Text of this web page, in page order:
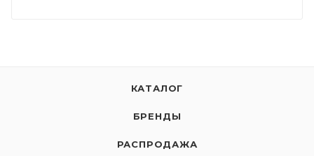
КАТАЛОГ
БРЕНДЫ
РАСПРОДАЖА